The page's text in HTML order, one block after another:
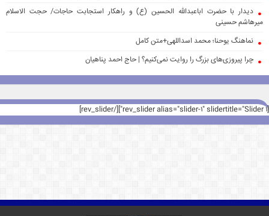
دیدار با حضرت اباعبدالله الحسین (ع) و راهکار استجابت حاجات/ حجت الاسلام
میرهاشم حسینی
نماهنگ یوحنا؛ محمد اسداللهی+متن کامل
چرا پیروزی‌های بزرگ را روایت نمی‌کنیم؟ | حاج احمد پناهیان
[rev_slider alias="slider-1" slidertitle="Slider 1"][/rev_slider]